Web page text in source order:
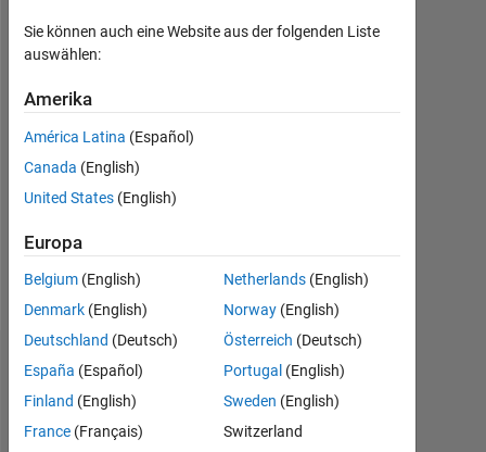
Aktiv
seit
1
Following:
Follow
Abzeichen
Vandit's
Abzeichen
Sie können auch eine Website aus der folgenden Liste
auswählen:
Amerika
América Latina (Español)
Canada (English)
United States (English)
Europa
Belgium (English)
Denmark (English)
Deutschland (Deutsch)
España (Español)
Finland (English)
France (Français)
Netherlands (English)
Norway (English)
Österreich (Deutsch)
Portugal (English)
Sweden (English)
Switzerland